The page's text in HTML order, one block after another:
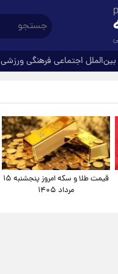
بین‌الملل اجتماعی فرهنگیورزشی
قیمت طلا و سکه امروز پنجشنبه ۱۵
مرداد ۱۴۰۵